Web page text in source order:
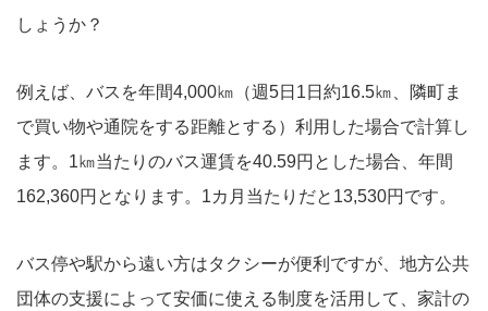
しょうか？
例えば、バスを年間4,000㎞（週5日1日約16.5㎞、隣町ま
で買い物や通院をする距離とする）利用した場合で計算し
ます。1㎞当たりのバス運賃を40.59円とした場合、年間
162,360円となります。1カ月当たりだと13,530円です。
バス停や駅から遠い方はタクシーが便利ですが、地方公共
団体の支援によって安価に使える制度を活用して、家計の